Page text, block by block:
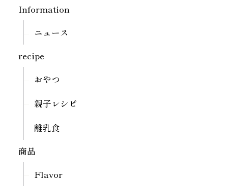
Information
ニュース
recipe
おやつ
親子レシピ
離乳食
商品
Flavor